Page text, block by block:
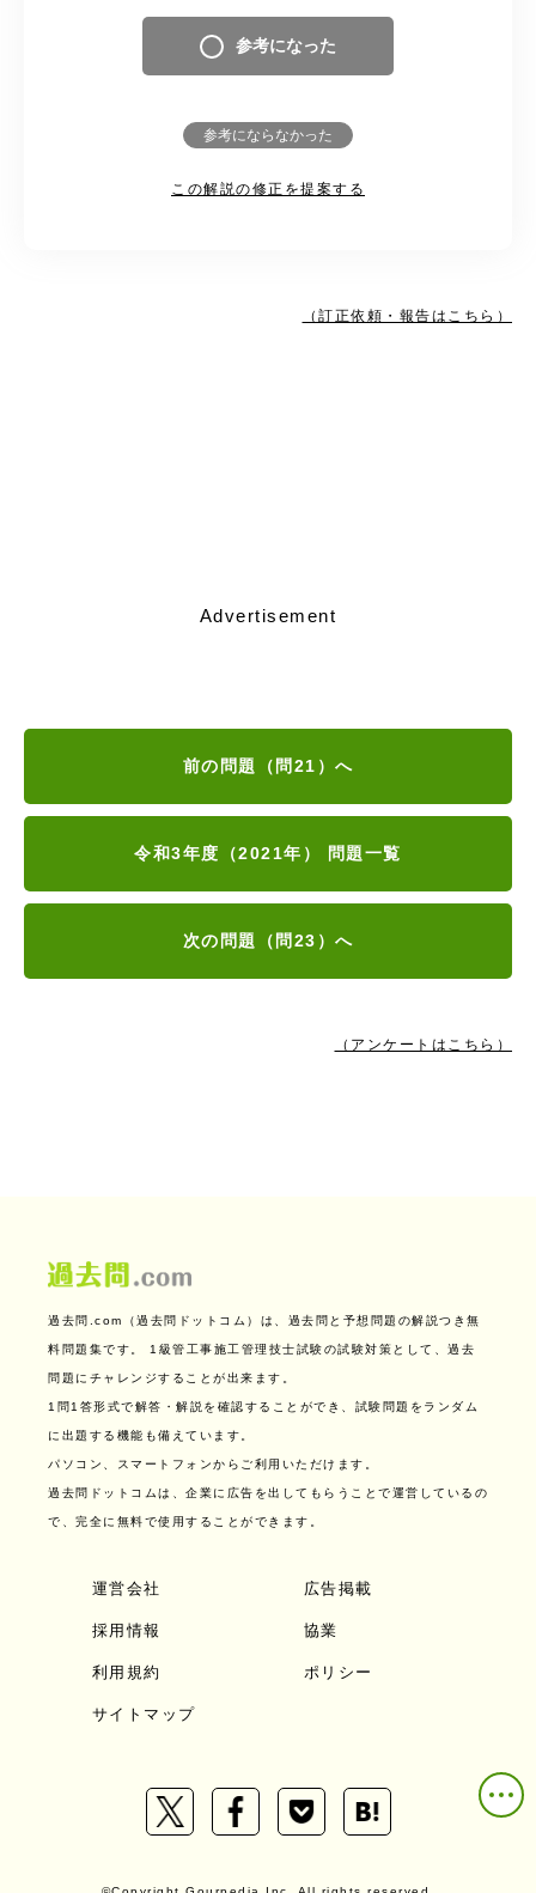
参考になった
参考にならなかった
この解説の修正を提案する
（訂正依頼・報告はこちら）
Advertisement
前の問題（問21）へ
令和3年度（2021年） 問題一覧
次の問題（問23）へ
（アンケートはこちら）
過去問.com（過去問ドットコム）は、過去問と予想問題の解説つき無
料問題集です。 1級管工事施工管理技士試験の試験対策として、過去
問題にチャレンジすることが出来ます。
1問1答形式で解答・解説を確認することができ、試験問題をランダム
に出題する機能も備えています。
パソコン、スマートフォンからご利用いただけます。
過去問ドットコムは、企業に広告を出してもらうことで運営しているの
で、完全に無料で使用することができます。
運営会社 広告掲載
採用情報 協業
利用規約 ポリシー
サイトマップ